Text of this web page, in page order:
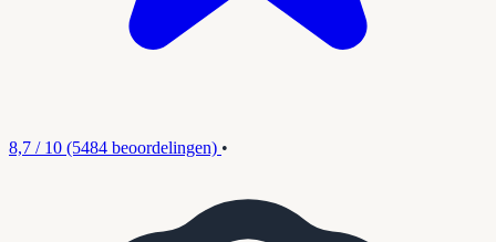
8,7 / 10 (5484 beoordelingen) •